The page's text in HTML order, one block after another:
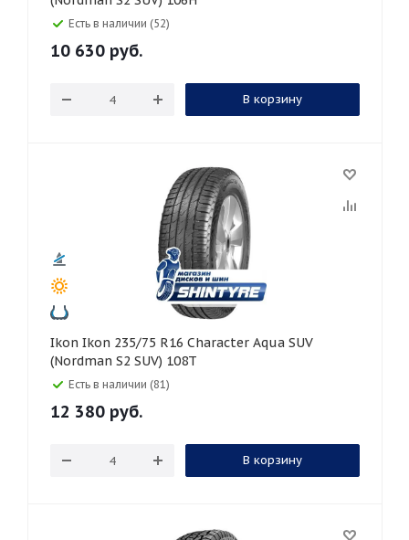
Есть в наличии (52)
10 630 руб.
В корзину
Ikon Ikon 235/75 R16 Character Aqua SUV
(Nordman S2 SUV) 108T
Есть в наличии (81)
12 380 руб.
В корзину